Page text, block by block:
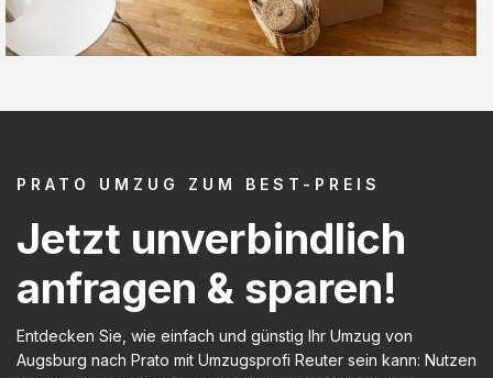
PRATO UMZUG ZUM BEST-PREIS
Jetzt unverbindlich
anfragen & sparen!
Entdecken Sie, wie einfach und günstig Ihr Umzug von
Augsburg nach Prato mit Umzugsprofi Reuter sein kann: Nutzen